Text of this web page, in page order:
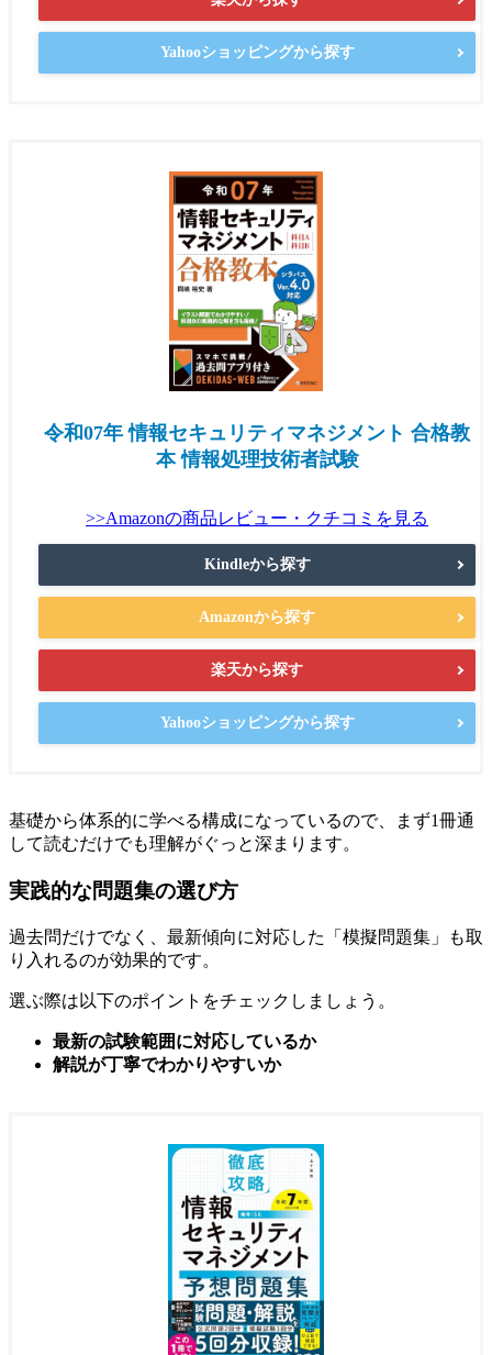
Yahooショッピングから探す
令和07年 情報セキュリティマネジメント 合格教
本 情報処理技術者試験
>>Amazonの商品レビュー・クチコミを見る
Kindleから探す
Amazonから探す
楽天から探す
Yahooショッピングから探す
基礎から体系的に学べる構成になっているので、まず1冊通
して読むだけでも理解がぐっと深まります。
実践的な問題集の選び方
過去問だけでなく、最新傾向に対応した「模擬問題集」も取
り入れるのが効果的です。
選ぶ際は以下のポイントをチェックしましょう。
最新の試験範囲に対応しているか
解説が丁寧でわかりやすいか